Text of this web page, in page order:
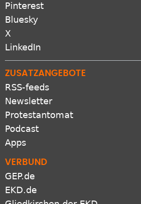
Pinterest
Bluesky
X
LinkedIn
ZUSATZANGEBOTE
RSS-feeds
Newsletter
Protestantomat
Podcast
Apps
VERBUND
GEP.de
EKD.de